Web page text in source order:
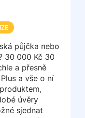
půjčka nebo
30 000 Kč 30
a přesně
a vše o ní
úvěry
sjednat